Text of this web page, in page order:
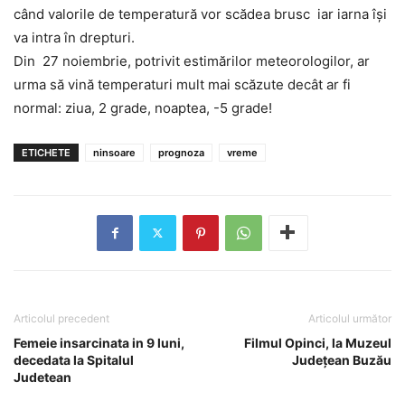
când valorile de temperatură vor scădea brusc iar iarna își
va intra în drepturi.
Din 27 noiembrie, potrivit estimărilor meteorologilor, ar
urma să vină temperaturi mult mai scăzute decât ar fi
normal: ziua, 2 grade, noaptea, -5 grade!
ETICHETE ninsoare prognoza vreme
Articolul precedent
Femeie insarcinata in 9 luni,
decedata la Spitalul
Judetean
Articolul următor
Filmul Opinci, la Muzeul
Județean Buzău